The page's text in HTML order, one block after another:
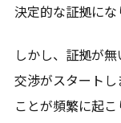
決定的な証拠にな
しかし、証拠が
交渉がスタート
ことが頻繁に起こ